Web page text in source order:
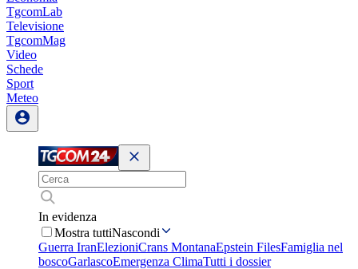
TgcomLab
Televisione
TgcomMag
Video
Schede
Sport
Meteo
In evidenza
Mostra tuttiNascondi
Guerra IranElezioniCrans MontanaEpstein FilesFamiglia nel
boscoGarlascoEmergenza ClimaTutti i dossier